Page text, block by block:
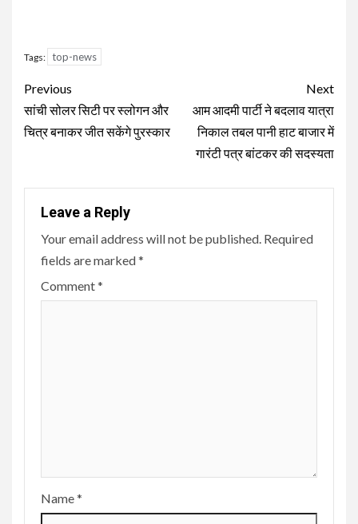
Tags: top-news
Continue
Reading
Previous
सांची सोलर सिटी पर स्लोगन और
चित्र बनाकर जीत सकेंगे पुरस्कार
Next
आम आदमी पार्टी ने बदलाव यात्रा
निकाल तबल पानी हाट बाजार में
गारंटी पत्र बांटकर की सदस्यता
Leave a Reply
Your email address will not be published. Required
fields are marked*
Comment*
Name*